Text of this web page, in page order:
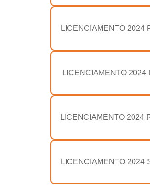
LICENCIAMENTO 2024
LICENCIAMENTO 2024
LICENCIAMENTO 2024
LICENCIAMENTO 2024